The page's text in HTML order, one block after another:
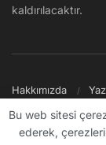
kaldırılacaktır.
Hakkımızda
© 2009 - ∞ Sanal
Bu web sitesi
ederek,